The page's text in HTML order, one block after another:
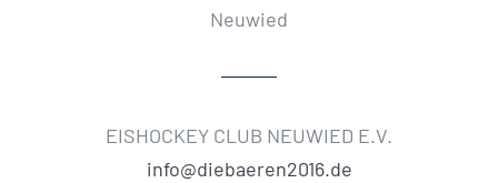
Neuwied
EISHOCKEY CLUB NEUWIED E.V.
info@diebaeren2016.de